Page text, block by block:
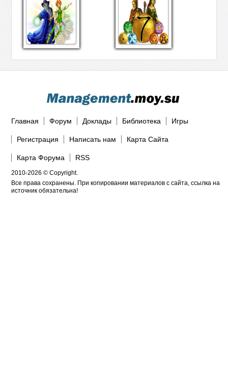
Главная Форум Доклады Библиотека Игры
Регистрация Написать нам Карта Сайта
Карта Форума RSS
2010-2026 © Copyright.
Все права сохранены. При копировании материалов с сайта, ссылка на
источник обязательна!